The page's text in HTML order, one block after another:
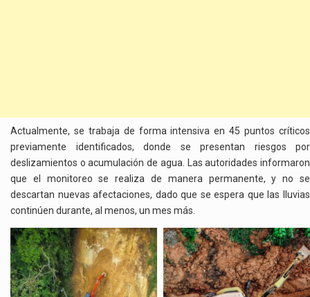
Actualmente, se trabaja de forma intensiva en 45 puntos críticos
previamente identificados, donde se presentan riesgos por
deslizamientos o acumulación de agua. Las autoridades informaron
que el monitoreo se realiza de manera permanente, y no se
descartan nuevas afectaciones, dado que se espera que las lluvias
continúen durante, al menos, un mes más.